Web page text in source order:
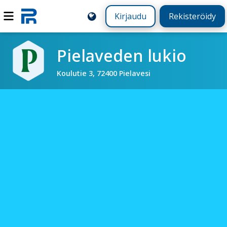
Kirjaudu Rekisteröidy
Pielaveden lukio
Koulutie 3, 72400 Pielavesi